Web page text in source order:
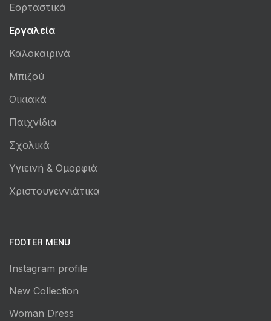
Εορταστικά
Εργαλεία
Καλοκαιρινά
Μπιζού
Οικιακά
Παιχνίδια
Σχολικά
Υγιεινή & Ομορφιά
Χριστουγεννιάτικα
FOOTER MENU
Instagram profile
New Collection
Woman Dress